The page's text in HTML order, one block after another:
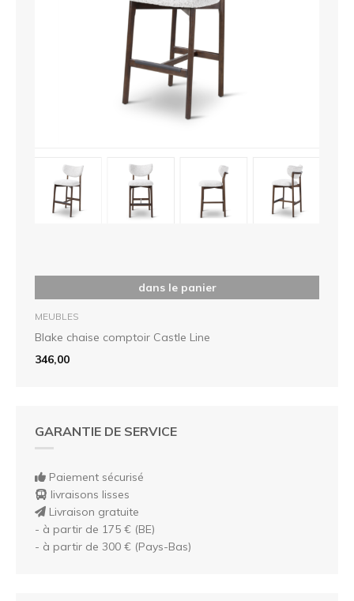
dans le panier
MEUBLES
Blake chaise comptoir Castle Line
346,00
GARANTIE DE SERVICE
Paiement sécurisé
livraisons lisses
Livraison gratuite
- à partir de 175 € (BE)
- à partir de 300 € (Pays-Bas)